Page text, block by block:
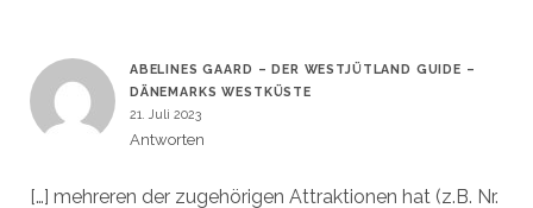
ABELINES GAARD – DER WESTJÜTLAND GUIDE –
DÄNEMARKS WESTKÜSTE
21. Juli 2023
Antworten
[…] mehreren der zugehörigen Attraktionen hat (z.B. Nr.